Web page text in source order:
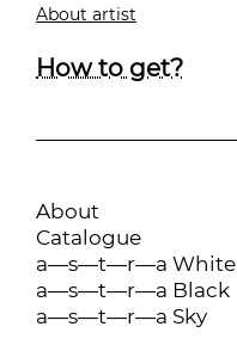
About artist
How to get?
About
Catalogue
a—s—t—r—a White
a—s—t—r—a Black
a—s—t—r—a Sky